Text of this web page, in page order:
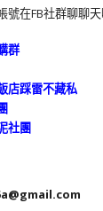
號在FB社群聊聊
群
店踩雷不藏私
社團